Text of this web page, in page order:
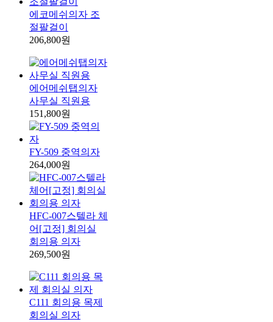
에코메쉬의자 조
절팔걸이
206,800원
에어메쉬탭의자
사무실 직원용
151,800원
FY-509 중역의자
264,000원
HFC-007스텔라 체
어[고정] 회의실
회의용 의자
269,500원
C111 회의용 목제
회의실 의자